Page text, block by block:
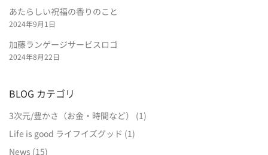
あたらしい祝福の香りのこと
2024年9月1日
加藤ランゲージサービスロゴ
2024年8月22日
BLOG カテゴリ
3次元/豊かさ（お金・時間など）
(1)
Life is good ライフイズグッド (1)
News (15)